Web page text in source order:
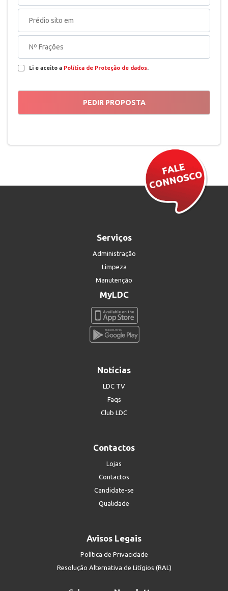
Li e aceito a Política de Proteção de dados.
Serviços
Administração
Limpeza
Manutenção
MyLDC
Notícias
LDC TV
Faqs
Club LDC
Contactos
Lojas
Contactos
Candidate-se
Qualidade
Avisos Legais
Política de Privacidade
Resolução Alternativa de Litígios (RAL)